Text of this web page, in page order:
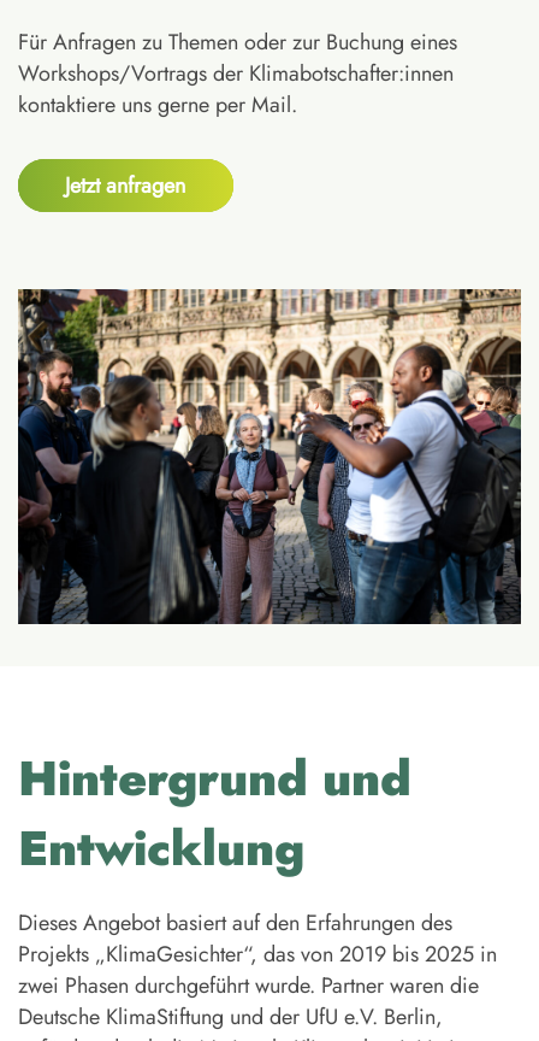
Für Anfragen zu Themen oder zur Buchung eines
Workshops/Vortrags der Klimabotschafter:innen
kontaktiere uns gerne per Mail.
Jetzt anfragen
Hintergrund und
Entwicklung
Dieses Angebot basiert auf den Erfahrungen des
Projekts „KlimaGesichter“, das von 2019 bis 2025 in
zwei Phasen durchgeführt wurde. Partner waren die
Deutsche KlimaStiftung und der UfU e.V. Berlin,